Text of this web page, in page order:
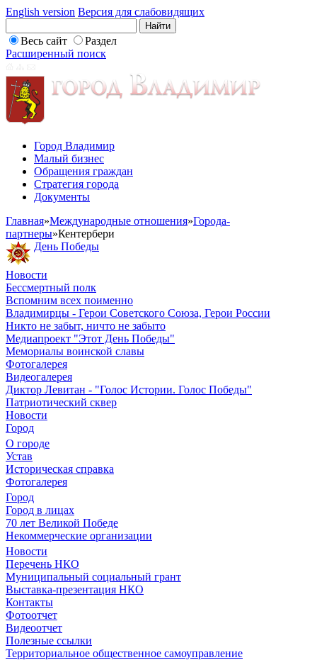
English version Версия для слабовидящих
Весь сайт
Раздел
Расширенный поиск
Город Владимир
Малый бизнес
Обращения граждан
Стратегия города
Документы
Главная»Международные отношения»Города-
партнеры»Кентербери
День Победы
Новости
Бессмертный полк
Вспомним всех поименно
Владимирцы - Герои Советского Союза, Герои России
Никто не забыт, ничто не забыто
Медиапроект "Этот День Победы"
Мемориалы воинской славы
Фотогалерея
Видеогалерея
Диктор Левитан - "Голос Истории. Голос Победы"
Патриотический сквер
Новости
Город
О городе
Устав
Историческая справка
Фотогалерея
Город
Город в лицах
70 лет Великой Победе
Некоммерческие организации
Новости
Перечень НКО
Муниципальный социальный грант
Выставка-презентация НКО
Контакты
Фотоотчет
Видеоотчет
Полезные ссылки
Территориальное общественное самоуправление